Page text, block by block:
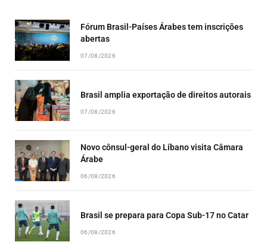
Fórum Brasil-Países Árabes tem inscrições
abertas
07/08/2026
Brasil amplia exportação de direitos autorais
07/08/2026
Novo cônsul-geral do Líbano visita Câmara
Árabe
06/08/2026
Brasil se prepara para Copa Sub-17 no Catar
06/08/2026